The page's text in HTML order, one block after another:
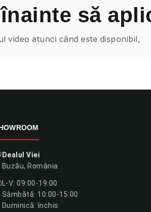
să
video atunci când este disponibil,
Dealul Viei
Buzău, România
L-V: 09:00-19:00
Sâmbătă: 10:00-15:00
Duminică: închis